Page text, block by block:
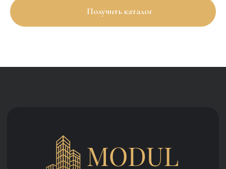
Получить каталог
© 2025 ООО «ООО», ИНН 123456789
Политика конфиденциальности
разработка и дизайн —